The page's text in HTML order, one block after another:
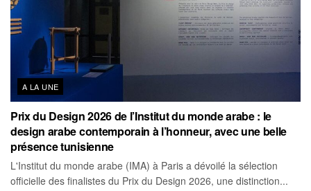
A LA UNE
Prix du Design 2026 de l’Institut du monde arabe : le
design arabe contemporain à l’honneur, avec une belle
présence tunisienne
L'Institut du monde arabe (IMA) à Paris a dévoilé la sélection
officielle des finalistes du Prix du Design 2026, une distinction...